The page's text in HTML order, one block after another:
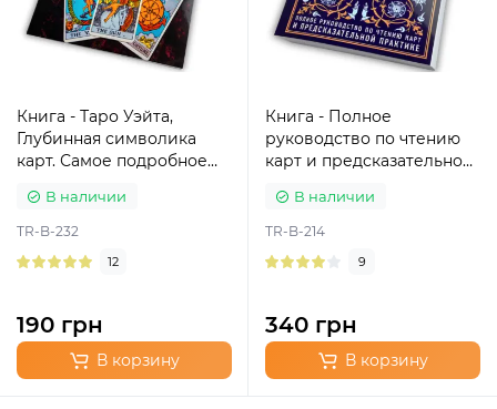
Книга - Таро Уэйта,
Глубинная символика
карт. Самое подробное
В наличии
TR-B-232
12
190 грн
В корзину
Книга - Полное
руководство по чтению
карт и предсказательной
Лаво, Нина Фролова)
В наличии
TR-B-214
9
340 грн
В корзину